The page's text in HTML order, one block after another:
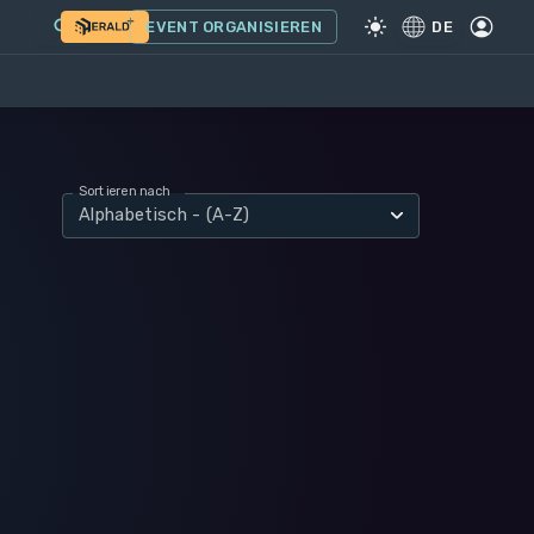
EVENT ORGANISIEREN DE
Sortieren nach
Alphabetisch - (A-Z)